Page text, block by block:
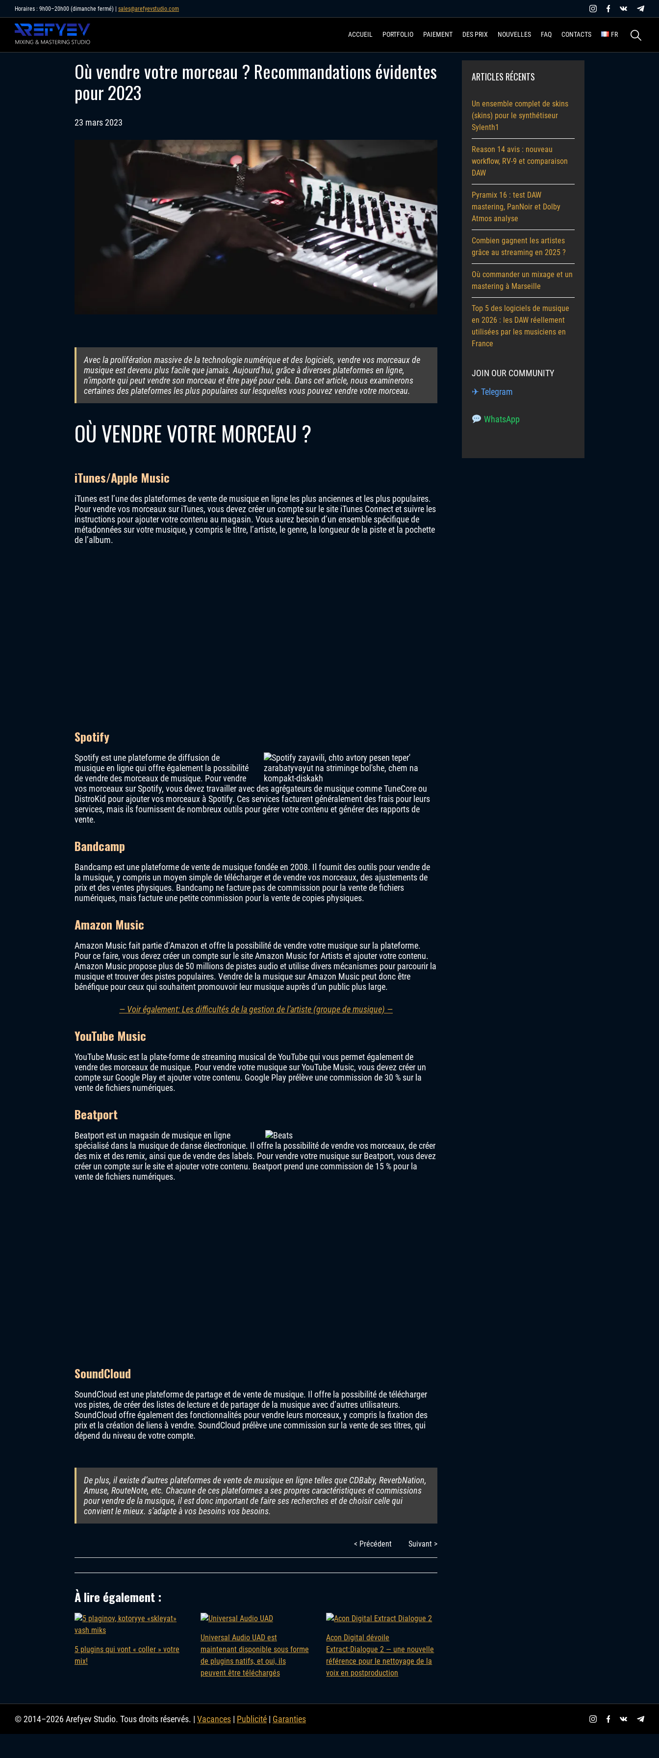
to
content
Horaires : 9h00–20h00 (dimanche fermé) | sales@arefyevstudio.com
ACCUEIL PORTFOLIO PAIEMENT DES PRIX NOUVELLES FAQ CONTACTS FR
Où vendre votre morceau ? Recommandations évidentes
pour 2023
23 mars 2023
Avec la prolifération massive de la technologie numérique et des logiciels, vendre vos morceaux de
musique est devenu plus facile que jamais. Aujourd’hui, grâce à diverses plateformes en ligne,
n’importe qui peut vendre son morceau et être payé pour cela. Dans cet article, nous examinerons
certaines des plateformes les plus populaires sur lesquelles vous pouvez vendre votre morceau.
OÙ VENDRE VOTRE MORCEAU ?
iTunes/Apple Music
iTunes est l’une des plateformes de vente de musique en ligne les plus anciennes et les plus populaires.
Pour vendre vos morceaux sur iTunes, vous devez créer un compte sur le site iTunes Connect et suivre les
instructions pour ajouter votre contenu au magasin. Vous aurez besoin d’un ensemble spécifique de
métadonnées sur votre musique, y compris le titre, l’artiste, le genre, la longueur de la piste et la pochette
de l’album.
Spotify
Spotify est une plateforme de diffusion de
musique en ligne qui offre également la possibilité
de vendre des morceaux de musique. Pour vendre
vos morceaux sur Spotify, vous devez travailler avec des agrégateurs de musique comme TuneCore ou
DistroKid pour ajouter vos morceaux à Spotify. Ces services facturent généralement des frais pour leurs
services, mais ils fournissent de nombreux outils pour gérer votre contenu et générer des rapports de
vente.
Bandcamp
Bandcamp est une plateforme de vente de musique fondée en 2008. Il fournit des outils pour vendre de
la musique, y compris un moyen simple de télécharger et de vendre vos morceaux, des ajustements de
prix et des ventes physiques. Bandcamp ne facture pas de commission pour la vente de fichiers
numériques, mais facture une petite commission pour la vente de copies physiques.
Amazon Music
Amazon Music fait partie d’Amazon et offre la possibilité de vendre votre musique sur la plateforme.
Pour ce faire, vous devez créer un compte sur le site Amazon Music for Artists et ajouter votre contenu.
Amazon Music propose plus de 50 millions de pistes audio et utilise divers mécanismes pour parcourir la
musique et trouver des pistes populaires. Vendre de la musique sur Amazon Music peut donc être
bénéfique pour ceux qui souhaitent promouvoir leur musique auprès d’un public plus large.
— Voir également: Les difficultés de la gestion de l’artiste (groupe de musique) —
YouTube Music
YouTube Music est la plate-forme de streaming musical de YouTube qui vous permet également de
vendre des morceaux de musique. Pour vendre votre musique sur YouTube Music, vous devez créer un
compte sur Google Play et ajouter votre contenu. Google Play prélève une commission de 30 % sur la
vente de fichiers numériques.
Beatport
Beatport est un magasin de musique en ligne
spécialisé dans la musique de danse électronique. Il offre la possibilité de vendre vos morceaux, de créer
des mix et des remix, ainsi que de vendre des labels. Pour vendre votre musique sur Beatport, vous devez
créer un compte sur le site et ajouter votre contenu. Beatport prend une commission de 15 % pour la
vente de fichiers numériques.
SoundCloud
SoundCloud est une plateforme de partage et de vente de musique. Il offre la possibilité de télécharger
vos pistes, de créer des listes de lecture et de partager de la musique avec d’autres utilisateurs.
SoundCloud offre également des fonctionnalités pour vendre leurs morceaux, y compris la fixation des
prix et la création de liens à vendre. SoundCloud prélève une commission sur la vente de ses titres, qui
dépend du niveau de votre compte.
De plus, il existe d’autres plateformes de vente de musique en ligne telles que CDBaby, ReverbNation,
Amuse, RouteNote, etc. Chacune de ces plateformes a ses propres caractéristiques et commissions
pour vendre de la musique, il est donc important de faire ses recherches et de choisir celle qui
convient le mieux. s’adapte à vos besoins vos besoins.
< Précédent Suivant >
À lire également :
5 plugins qui vont « coller » votre
mix!
Universal Audio UAD est
maintenant disponible sous forme
de plugins natifs, et oui, ils
peuvent être téléchargés
Acon Digital dévoile
Extract:Dialogue 2 — une nouvelle
référence pour le nettoyage de la
voix en postproduction
ARTICLES RÉCENTS
Un ensemble complet de skins
(skins) pour le synthétiseur
Sylenth1
Reason 14 avis : nouveau
workflow, RV-9 et comparaison
DAW
Pyramix 16 : test DAW
mastering, PanNoir et Dolby
Atmos analyse
Combien gagnent les artistes
grâce au streaming en 2025 ?
Où commander un mixage et un
mastering à Marseille
Top 5 des logiciels de musique
en 2026 : les DAW réellement
utilisées par les musiciens en
France
JOIN OUR COMMUNITY
✈ Telegram
WhatsApp
© 2014–2026 Arefyev Studio. Tous droits réservés. | Vacances | Publicité | Garanties